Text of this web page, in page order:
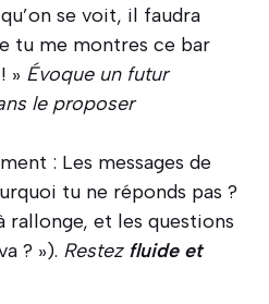
se voit, il faudra
tu me montres ce bar
» Évoque un futur
le proposer
: Les messages de
tu ne réponds pas ?
rallonge, et les questions
? »). Restez fluide et